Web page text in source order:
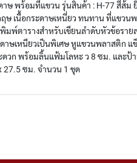
ษ พร้อมที่แขวน รุ่นสินค้า : H-77 สีส้
ษ เนื้อกระดาษเหนี่ยว ทนทาน ที่แขว
มพ์ตารางสำหรับเขียนลำดับหัวข้อร
าษเหนียวเป็นพิเศษ หูแขวนพลาสติก
วก พร้อมลิ้นแฟ้มโลหะ ว 8 ซม. และป้
27.5 ซม. จำนวน 1 ชุด